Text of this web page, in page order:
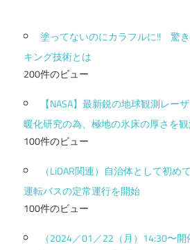
塗ってないのにカラフルに!! 驚
キング技術とは
200件のビュー
【NASA】最新鋭の地球観測レー
暖化研究の為、極地の氷床の厚さを観
100件のビュー
（LiDAR関連）自治体として初め
運転バスの定常運行を開始
100件のビュー
（2024／01／22（月）14:30〜